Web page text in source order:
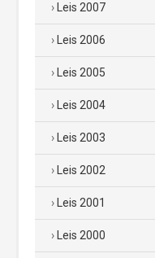
Leis 2007
Leis 2006
Leis 2005
Leis 2004
Leis 2003
Leis 2002
Leis 2001
Leis 2000